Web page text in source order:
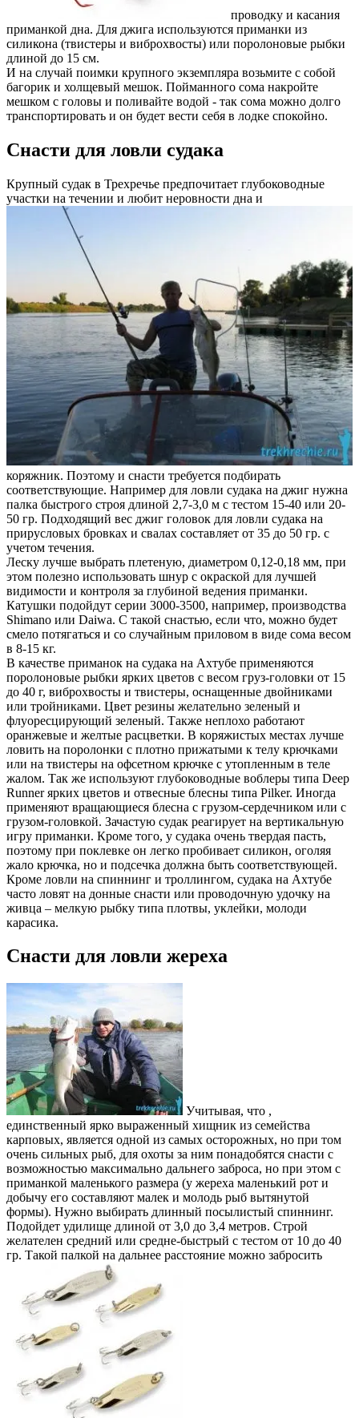
проводку и касания
приманкой дна. Для джига используются приманки из
силикона (твистеры и виброхвосты) или поролоновые рыбки
длиной до 15 см.
И на случай поимки крупного экземпляра возьмите с собой
багорик и холщевый мешок. Пойманного сома накройте
мешком с головы и поливайте водой - так сома можно долго
транспортировать и он будет вести себя в лодке спокойно.
Снасти для ловли судака
Крупный судак в Трехречье предпочитает глубоководные
участки на течении и любит неровности дна и
коряжник. Поэтому и снасти требуется подбирать
соответствующие. Например для ловли судака на джиг нужна
палка быстрого строя длиной 2,7-3,0 м с тестом 15-40 или 20-
50 гр. Подходящий вес джиг головок для ловли судака на
прирусловых бровках и свалах составляет от 35 до 50 гр. с
учетом течения.
Леску лучше выбрать плетеную, диаметром 0,12-0,18 мм, при
этом полезно использовать шнур с окраской для лучшей
видимости и контроля за глубиной ведения приманки.
Катушки подойдут серии 3000-3500, например, производства
Shimano или Daiwa. С такой снастью, если что, можно будет
смело потягаться и со случайным приловом в виде сома весом
в 8-15 кг.
В качестве приманок на судака на Ахтубе применяются
поролоновые рыбки ярких цветов с весом груз-головки от 15
до 40 г, виброхвосты и твистеры, оснащенные двойниками
или тройниками. Цвет резины желательно зеленый и
флуоресцирующий зеленый. Также неплохо работают
оранжевые и желтые расцветки. В коряжистых местах лучше
ловить на поролонки с плотно прижатыми к телу крючками
или на твистеры на офсетном крючке с утопленным в теле
жалом. Так же используют глубоководные воблеры типа Deep
Runner ярких цветов и отвесные блесны типа Pilker. Иногда
применяют вращающиеся блесна с грузом-сердечником или с
грузом-головкой. Зачастую судак реагирует на вертикальную
игру приманки. Кроме того, у судака очень твердая пасть,
поэтому при поклевке он легко пробивает силикон, оголяя
жало крючка, но и подсечка должна быть соответствующей.
Кроме ловли на спиннинг и троллингом, судака на Ахтубе
часто ловят на донные снасти или проводочную удочку на
живца – мелкую рыбку типа плотвы, уклейки, молоди
карасика.
Снасти для ловли жереха
Учитывая, что ,
единственный ярко выраженный хищник из семейства
карповых, является одной из самых осторожных, но при том
очень сильных рыб, для охоты за ним понадобятся снасти с
возможностью максимально дальнего заброса, но при этом с
приманкой маленького размера (у жереха маленький рот и
добычу его составляют малек и молодь рыб вытянутой
формы). Нужно выбирать длинный посылистый спиннинг.
Подойдет удилище длиной от 3,0 до 3,4 метров. Строй
желателен средний или средне-быстрый с тестом от 10 до 40
гр. Такой палкой на дальнее расстояние можно забросить